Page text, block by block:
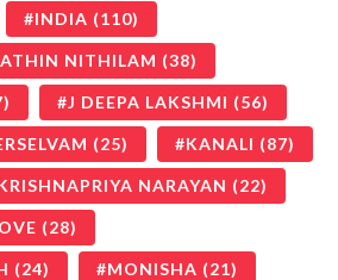
INDIA (110)
NITHILAM (38)
J DEEPA LAKSHMI (56)
(25) KANALI (87)
NARAYAN (22)
(28)
(24) MONISHA (21)